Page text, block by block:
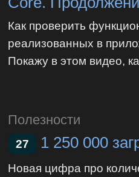
Как проверить
реализованных в
Покажу в этом видео,
Полезности
27 1 250 000
Новая цифра про